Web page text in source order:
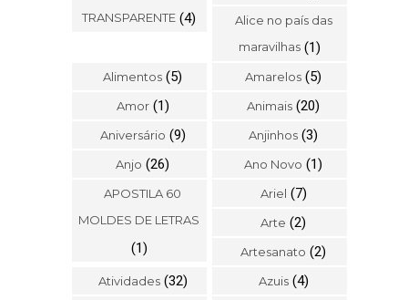
TRANSPARENTE (4) Alice no país das
maravilhas (1)
Alimentos (5) Amarelos (5)
Amor (1) Animais (20)
Aniversário (9) Anjinhos (3)
Anjo (26) Ano Novo (1)
APOSTILA 60
MOLDES DE LETRAS
(1)
Ariel (7)
Arte (2)
Artesanato (2)
Atividades (32) Azuis (4)